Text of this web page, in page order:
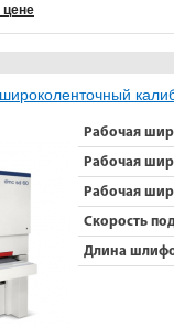
цене
Рабочая
Рабочая
Рабочая
Скорость
Длина